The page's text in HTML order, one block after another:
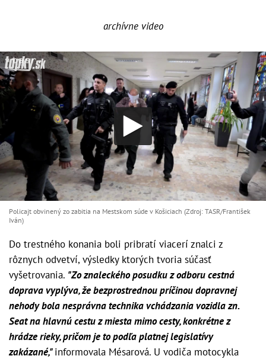
archívne video
Policajt obvinený zo zabitia na Mestskom súde v Košiciach (Zdroj: TASR/František
Iván)
Do trestného konania boli pribratí viacerí znalci z
rôznych odvetví, výsledky ktorých tvoria súčasť
vyšetrovania. "Zo znaleckého posudku z odboru cestná
doprava vyplýva, že bezprostrednou príčinou dopravnej
nehody bola nesprávna technika vchádzania vozidla zn.
Seat na hlavnú cestu z miesta mimo cesty, konkrétne z
hrádze rieky, pričom je to podľa platnej legislatívy
zakázané,"informovala Mésarová. U vodiča motocykla